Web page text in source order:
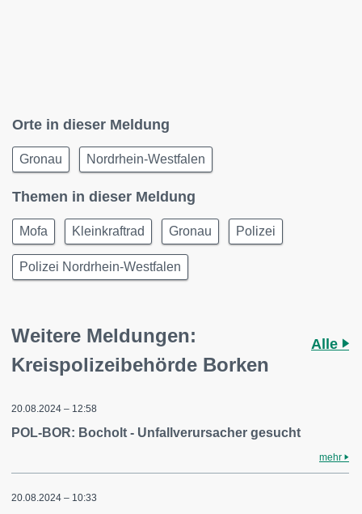
Orte in dieser Meldung
Gronau Nordrhein-Westfalen
Themen in dieser Meldung
Mofa Kleinkraftrad Gronau Polizei
Polizei Nordrhein-Westfalen
Weitere Meldungen:
Kreispolizeibehörde Borken
Alle
20.08.2024 – 12:58
POL-BOR: Bocholt - Unfallverursacher gesucht
mehr
20.08.2024 – 10:33